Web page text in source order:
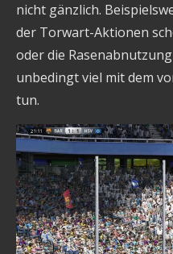
nicht gänzlich.
der Torwart-Aktionen
oder die
unbedingt viel mit dem
tun.